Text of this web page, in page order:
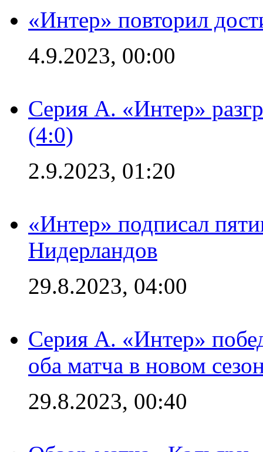
«Интер» повторил
4.9.2023, 00:00
Серия А. «Интер»
(4:0)
2.9.2023, 01:20
«Интер» подписал
Нидерландов
29.8.2023, 04:00
Серия А. «Интер»
оба матча в новом
29.8.2023, 00:40